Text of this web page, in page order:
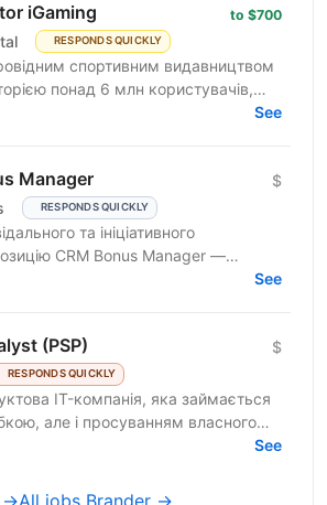
iGaming
RESPONDS QUICKLY
to $700
спортивним видавництвом
понад 6 млн користувачів,
Разом з авдиторією
See
Manager
RESPONDS QUICKLY
$
та ініціативного
CRM Bonus Manager —
за налаштування, веденняSee
(PSP)
RESPONDS QUICKLY
$
IT-компанія, яка займається
але і просуванням власного
шукаємо аналітика у
See